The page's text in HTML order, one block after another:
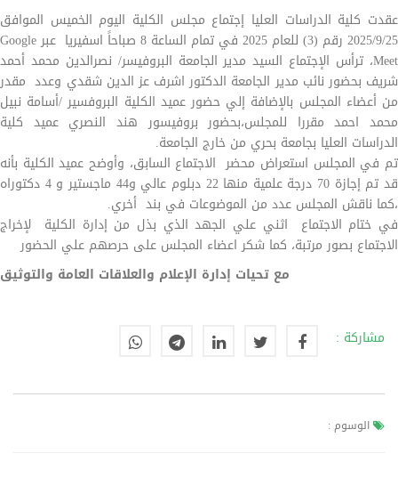
عقدت كلية الدراسات العليا إجتماع مجلس الكلية اليوم الخميس الموافق
2025/9/25 رقم (3) للعام 2025 في تمام الساعة 8 صباحاً اسفيريا عبر Google
Meet، ترأس الإجتماع السيد مدير الجامعة البروفيسر/ نصرالدين محمد أحمد
شريف بحضور نائب مدير الجامعة الدكتور اشرف عز الدين شقدي وعدد مقدر
من أعضاء المجلس بالإضافة إلي حضور عميد الكلية البروفسير /أسامة نبيل
محمد احمد مقررا للمجلس،بحضور بروفيسور هند النصري عميد كلية
الدراسات العليا بجامعة بحري من خارج الجامعة.
تم في المجلس استعراض محضر الاجتماع السابق، وأوضح عميد الكلية بأنه
قد تم إجازة 70 درجة علمية منها 22 دبلوم عالي و44 ماجستير و 4 دكتوراه
،كما ناقش المجلس عدد من الموضوعات في بند أخري.
في ختام الاجتماع اثني علي الجهد الذي بذل من إدارة الكلية لإخراج
الاجتماع بصور مرتبة، كما شكر اعضاء المجلس على حرصهم علي الحضور
مع تحيات إدارة الإعلام والعلاقات العامة والتوثيق
مشاركة :
الوسوم :